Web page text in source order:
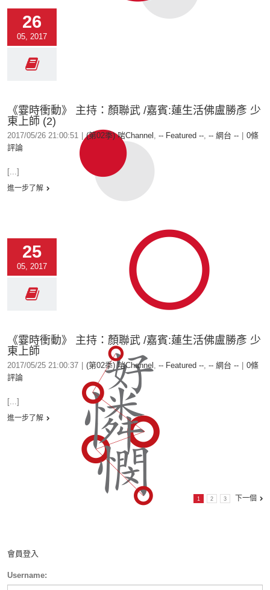
26
05, 2017
《霎時衝動》 主持：顏聯武 /嘉賓:蓮生活佛盧勝彥 少
東上師 (2)
2017/05/26 21:00:51 (第02季) 啱Channel , -- Featured --, -- 網台 --
0條
評論
[...]
進一步了解
25
05, 2017
《霎時衝動》 主持：顏聯武 /嘉賓:蓮生活佛盧勝彥 少
東上師
2017/05/25 21:00:37 (第02季) 啱Channel , -- Featured --, -- 網台 --
0條
評論
[...]
進一步了解
1 2 3 下一個
會員登入
Username: